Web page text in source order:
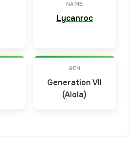
NAME
Lycanroc
GEN
Generation VII
(Alola)